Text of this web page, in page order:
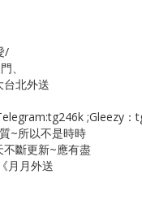
/
、
北外送
;Gleezy：
~所以不是時時
斷更新~應有盡
月月外送